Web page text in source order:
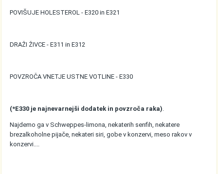
POVIŠUJE HOLESTEROL - E320 in E321
DRAŽI ŽIVCE - E311 in E312
POVZROČA VNETJE USTNE VOTLINE - E330
(*E330 je najnevarnejši dodatek in povzroča raka).
Najdemo ga v Schweppes-limona, nekaterih senfih, nekatere
brezalkoholne pijače, nekateri siri, gobe v konzervi, meso rakov v
konzervi....